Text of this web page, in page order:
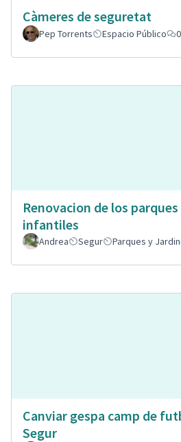
Càmeres de seguretat
Pep Torrents
Espacio Público 0
Renovacion de los parques
infantiles
Andrea Segur Parques y
Canviar gespa camp de
Segur